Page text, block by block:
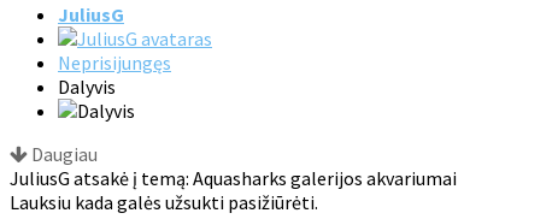
JuliusG
Neprisijungęs
Dalyvis
Daugiau
JuliusG atsakė į temą: Aquasharks galerijos akvariumai
Lauksiu kada galės užsukti pasižiūrėti.